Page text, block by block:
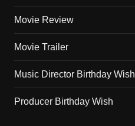
Movie Review
Movie Trailer
Music Director Birthday Wish
Producer Birthday Wish